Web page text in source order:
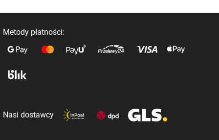
Metody płatności:
Nasi dostawcy